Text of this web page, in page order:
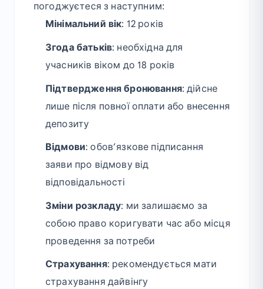
погоджуєтеся з наступним:
Мінімальний вік: 12 років
Згода батьків: необхідна для
учасників віком до 18 років
Підтвердження бронювання: дійсне
лише після повної оплати або внесення
депозиту
Відмови: обов’язкове підписання
заяви про відмову від
відповідальності
Зміни розкладу: ми залишаємо за
собою право коригувати час або місця
проведення за потреби
Страхування: рекомендується мати
страхування дайвінгу